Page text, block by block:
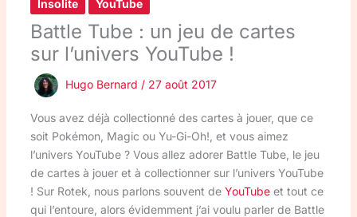
Insolite YouTube
Battle Tube : un jeu de cartes
sur l’univers YouTube !
Hugo Bernard / 27 août 2017
Vous avez déjà collectionné des cartes à jouer, que ce
soit Pokémon, Magic ou Yu-Gi-Oh!, et vous aimez
l’univers YouTube ? Vous allez adorer Battle Tube, le jeu
de cartes à jouer et à collectionner sur l’univers YouTube
! Sur Rotek, nous parlons souvent de YouTubeet tout ce
qui l’entoure, alors évidemment j’ai voulu parler de Battle